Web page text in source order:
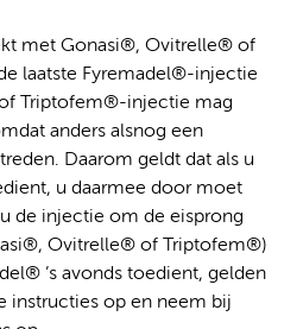
met Gonasi®, Ovitrelle® of
laatste Fyremadel®-injectie
Triptofem®-injectie mag
anders alsnog een
Daarom geldt dat als u
u daarmee door moet
de injectie om de eisprong
Ovitrelle® of Triptofem®)
’s avonds toedient, gelden
instructies op en neem bij